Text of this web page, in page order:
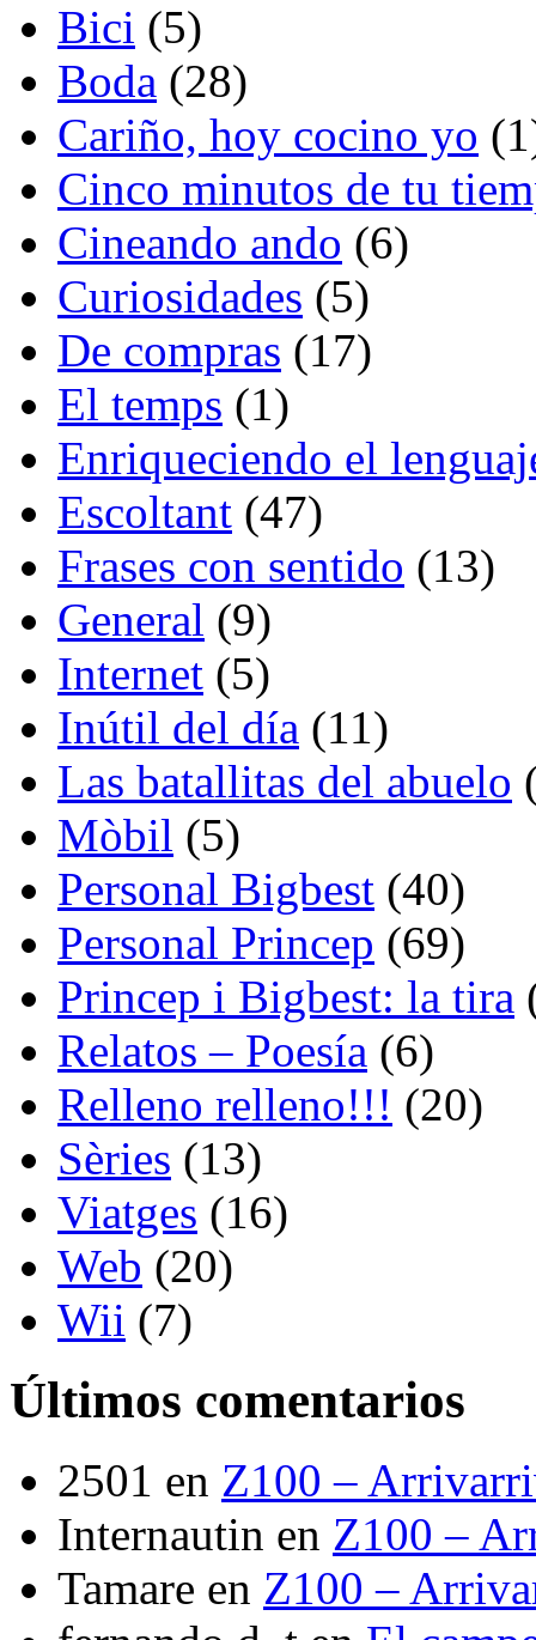
Bici (5)
Boda (28)
Cariño, hoy cocino yo
Cinco minutos de tu
Cineando ando (6)
Curiosidades (5)
De compras (17)
El temps (1)
Enriqueciendo el
Escoltant (47)
Frases con sentido (13)
General (9)
Internet (5)
Inútil del día (11)
Las batallitas del abuelo
Mòbil (5)
Personal Bigbest (40)
Personal Princep (69)
Princep i Bigbest: la tira
Relatos – Poesía (6)
Relleno relleno!!! (20)
Sèries (13)
Viatges (16)
Web (20)
Wii (7)
Últimos comentarios
2501 en Z100 –
Internautin en Z100 –
Tamare en Z100 –